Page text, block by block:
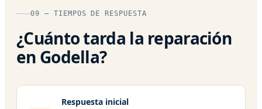
09 — TIEMPOS DE RESPUESTA
¿Cuánto tarda la reparación
en Godella?
Respuesta inicial